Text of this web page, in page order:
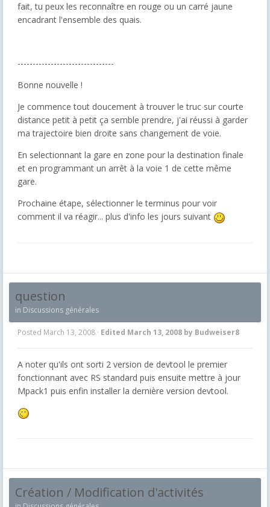
fait, tu peux les reconnaître en rouge ou un carré jaune
encadrant l'ensemble des quais.
--------------------------------
Bonne nouvelle !
Je commence tout doucement à trouver le truc sur courte
distance petit à petit ça semble prendre, j'ai réussi à garder
ma trajectoire bien droite sans changement de voie.
En selectionnant la gare en zone pour la destination finale
et en programmant un arrêt à la voie 1 de cette même
gare.
Prochaine étape, sélectionner le terminus pour voir
comment il va réagir... plus d'info les jours suivant
question
in Discussions générales
Posted March 13, 2008 · Edited March 13, 2008 by Budweiser8
A noter qu'ils ont sorti 2 version de devtool le premier
fonctionnant avec RS standard puis ensuite mettre à jour
Mpack1 puis enfin installer la dernière version devtool.
Création / Modification d'activités